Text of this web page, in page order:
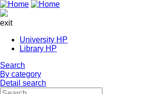
exit
University HP
Library HP
Search
By category
Detail search